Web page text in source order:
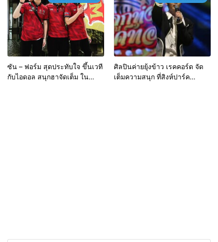
ซัน – ฟอร์ม สุดประทับใจ ขึ้นเวที
กับไอดอล สนุกฮาจัดเต็ม ใน
ศิลปินค่ายยุ้งข้าว เรคคอร์ด จัด
เต็มความสนุก ที่สิงห์ปาร์ค